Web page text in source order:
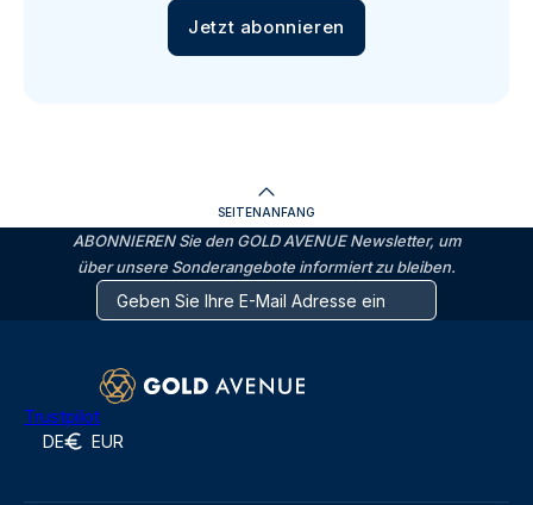
Jetzt abonnieren
SEITENANFANG
ABONNIEREN Sie den GOLD AVENUE Newsletter, um
über unsere Sonderangebote informiert zu bleiben.
Trustpilot
DE EUR